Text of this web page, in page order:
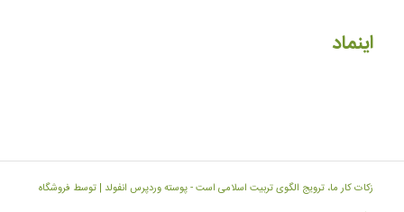
اینماد
زکات کار ما، ترویج الگوی تربیت اسلامی است -پوسته وردپرس انفولد | توسط فروشگاه